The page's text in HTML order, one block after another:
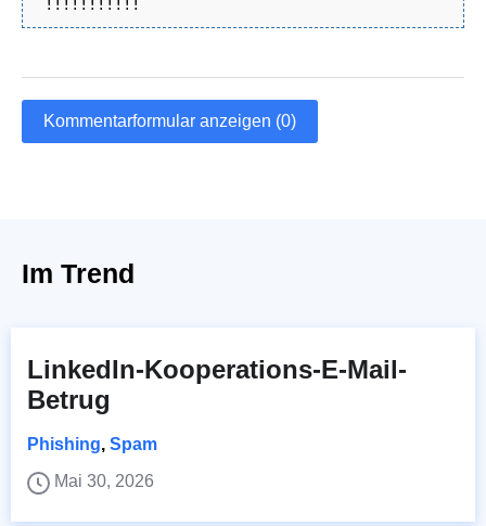
!!!!!!!!!!!
Kommentarformular anzeigen (0)
Im Trend
LinkedIn-Kooperations-E-Mail-
Betrug
Phishing, Spam
Mai 30, 2026